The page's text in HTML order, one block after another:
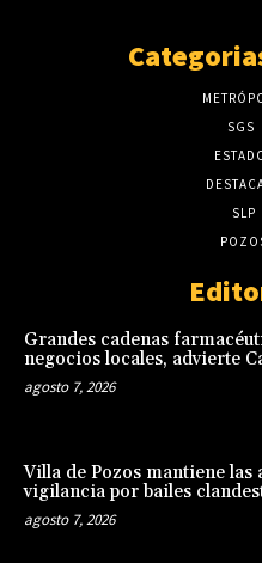
SGS
SLP
Grandes cadenas
negocios locales, advierte
agosto 7, 2026
Villa de Pozos mantiene las
vigilancia por bailes
agosto 7, 2026